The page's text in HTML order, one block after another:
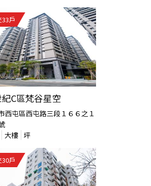
33戶
C區梵谷星空
西屯區西屯路三段１６６之１
大樓 坪
30戶